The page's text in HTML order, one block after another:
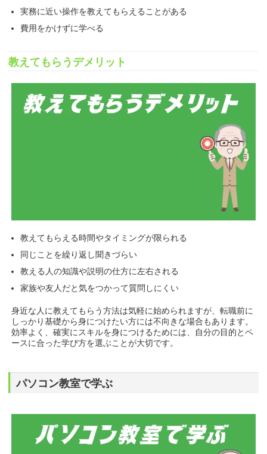
実務に近い操作を教えてもらえることがある
費用をかけずに学べる
教えてもらうデメリット
教えてもらえる時間やタイミングが限られる
同じことを繰り返し聞きづらい
教える人の知識や説明の仕方に左右される
家族や友人だと気をつかって質問しにくい
身近な人に教えてもらう方法は気軽に始められますが、転職前に
しっかり基礎から身につけたい方には不向きな場合もあります。
効率よく、確実にスキルを身につけるためには、自分の目的とペ
ースに合った学び方を選ぶことが大切です。
パソコン教室で学ぶ